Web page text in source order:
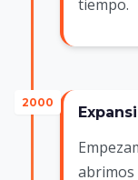
tiempo.
2000
abrimos